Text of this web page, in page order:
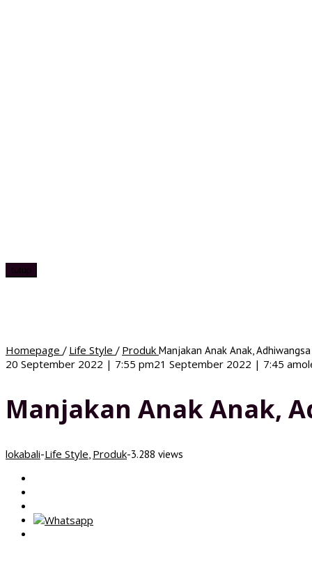
tutup
Homepage / Life Style / Produk Manjakan Anak Anak,
20 September 2022 | 7:55 pm21 September 2022 | 7:45 am
Manjakan Anak Anak,
lokabali-Life Style Produk-3.288 views